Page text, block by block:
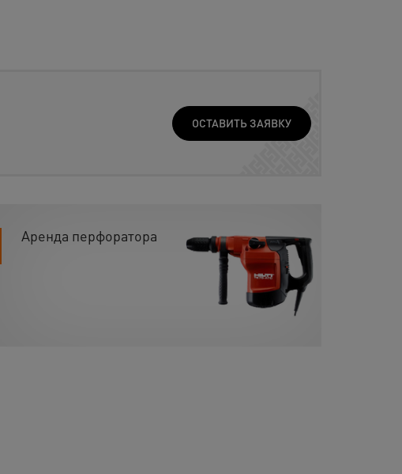
ОСТАВИТЬ ЗАЯВКУ
Аренда перфоратора